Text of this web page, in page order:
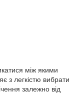
між якими
з легкістю вибрати
залежно від